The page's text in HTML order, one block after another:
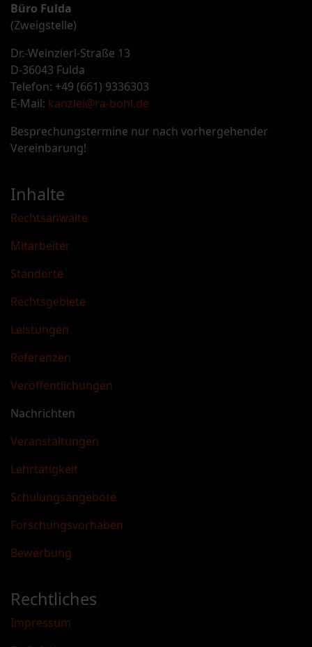
Büro Fulda
(Zweigstelle)
Dr.-Weinzierl-Straße 13
D-36043 Fulda
Telefon: +49 (661) 9336303
E-Mail: kanzlei@ra-bohl.de
Besprechungstermine nur nach vorhergehender
Vereinbarung!
Inhalte
Rechtsanwälte
Mitarbeiter
Standorte
Rechtsgebiete
Leistungen
Referenzen
Veröffentlichungen
Nachrichten
Veranstaltungen
Lehrtätigkeit
Schulungsangebote
Forschungsvorhaben
Bewerbung
Rechtliches
Impressum